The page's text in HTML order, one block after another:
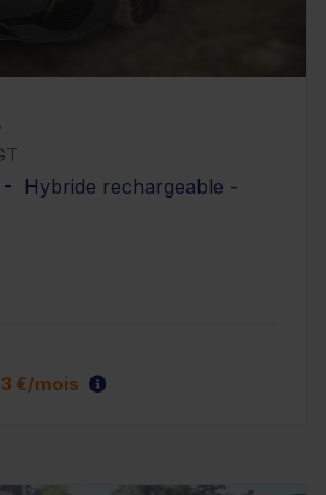
Hybride rechargeable -
€/mois